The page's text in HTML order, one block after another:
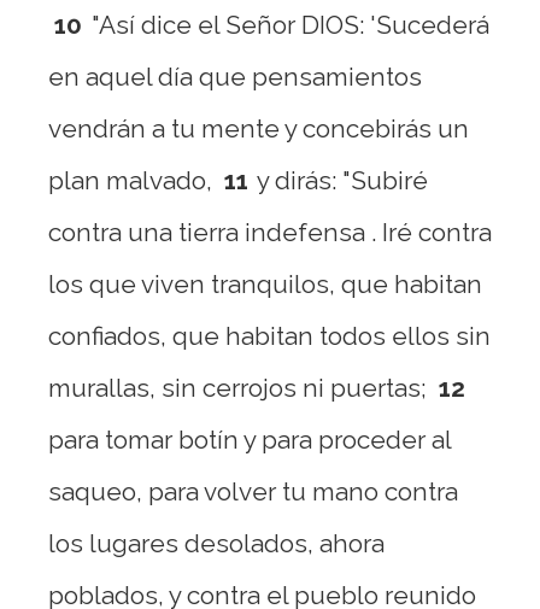
10 "Así dice el Señor DIOS: 'Sucederá
en aquel día que pensamientos
vendrán a tu mente y concebirás un
plan malvado, 11 y dirás: "Subiré
contra una tierra indefensa . Iré contra
los que viven tranquilos, que habitan
confiados, que habitan todos ellos sin
murallas, sin cerrojos ni puertas; 12
para tomar botín y para proceder al
saqueo, para volver tu mano contra
los lugares desolados, ahora
poblados, y contra el pueblo reunido